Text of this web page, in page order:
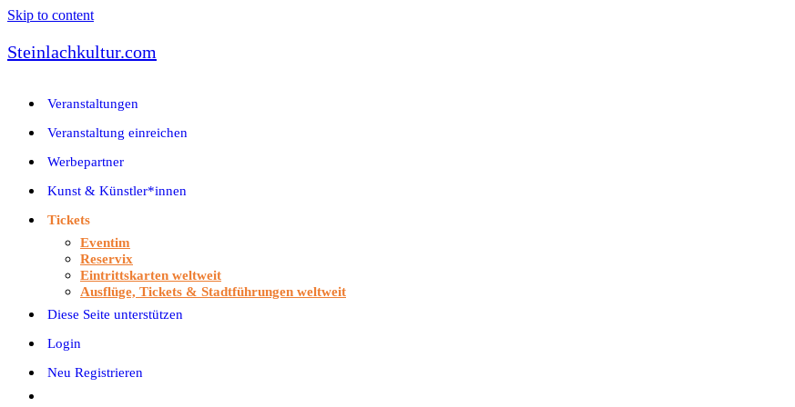
Skip to content
Steinlachkultur.com
Veranstaltungen
Veranstaltung einreichen
Werbepartner
Kunst & Künstler*innen
Tickets
Eventim
Reservix
Eintrittskarten weltweit
Ausflüge, Tickets & Stadtführungen weltweit
Diese Seite unterstützen
Login
Neu Registrieren